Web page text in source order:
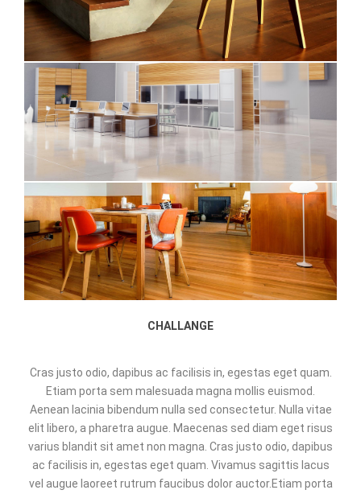
CHALLANGE
Cras justo odio, dapibus ac facilisis in, egestas eget quam.
Etiam porta sem malesuada magna mollis euismod.
Aenean lacinia bibendum nulla sed consectetur. Nulla vitae
elit libero, a pharetra augue. Maecenas sed diam eget risus
varius blandit sit amet non magna. Cras justo odio, dapibus
ac facilisis in, egestas eget quam. Vivamus sagittis lacus
vel augue laoreet rutrum faucibus dolor auctor.Etiam porta